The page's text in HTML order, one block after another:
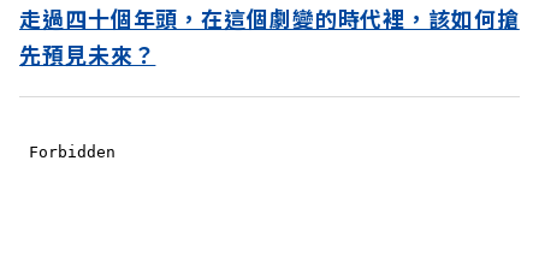
走過四十個年頭，在這個劇變的時代裡，該如何搶
先預見未來？